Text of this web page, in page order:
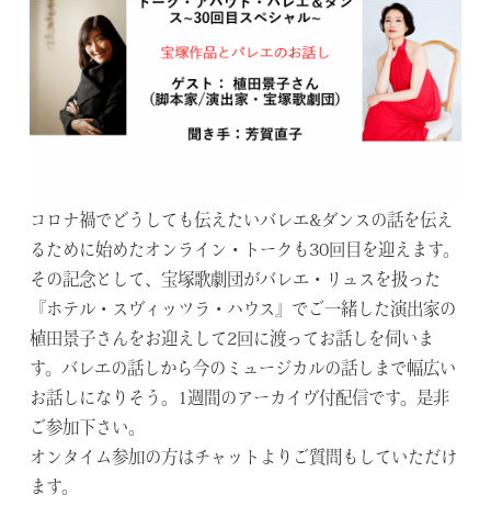
コロナ禍でどうしても伝えたいバレエ&ダンスの話を伝え
る ために始めたオンライン・トークも30 回目を迎えます。
その記念として、宝塚歌劇団がバレエ・リュスを扱った
『ホテル・ スヴィッツラ・ハウス』 でご一緒した演出家の
植田景子さんをお迎えして 2 回に渡ってお話 しを伺いま
す。バレエの話しから今のミュージカルの話しまで幅広い
お話しになり そう。 1週間のアーカイヴ付配信です。是非
ご参加下さい。
オンタイム参加の方はチャットよりご質問もしていただけ
ます。